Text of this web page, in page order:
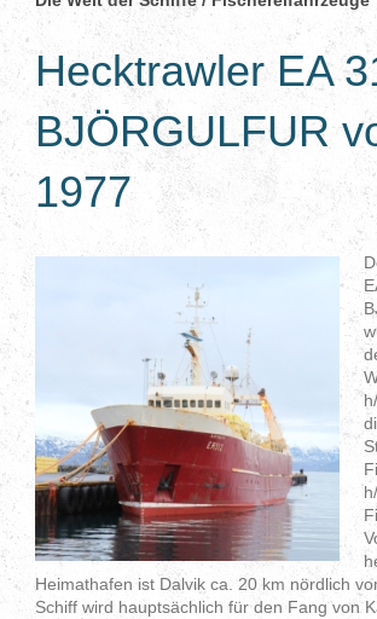
Hecktrawler EA
BJÖRGULFUR
1977
Heimathafen ist Dalvik ca. 20 km nördlich
Schiff wird hauptsächlich für den Fang von